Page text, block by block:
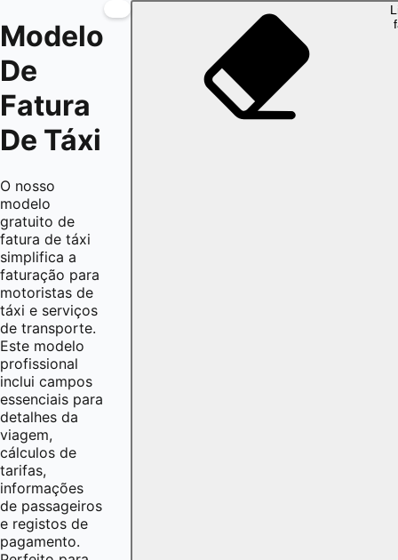
Modelo
De
Fatura
De Táxi
O nosso
modelo
gratuito de
fatura de táxi
simplifica a
faturação para
motoristas de
táxi e serviços
de transporte.
Este modelo
profissional
inclui campos
essenciais para
detalhes da
viagem,
cálculos de
tarifas,
informações
de passageiros
e registos de
pagamento.